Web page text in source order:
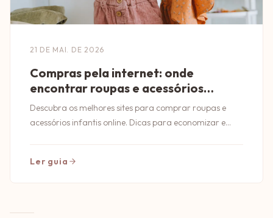
21 DE MAI. DE 2026
Compras pela internet: onde
encontrar roupas e acessórios
infantis
Descubra os melhores sites para comprar roupas e
acessórios infantis online. Dicas para economizar e
Ler guia